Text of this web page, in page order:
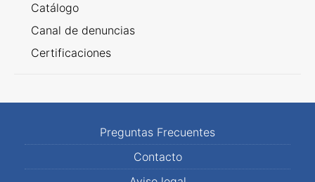
Catálogo
Canal de denuncias
Certificaciones
Preguntas Frecuentes
Contacto